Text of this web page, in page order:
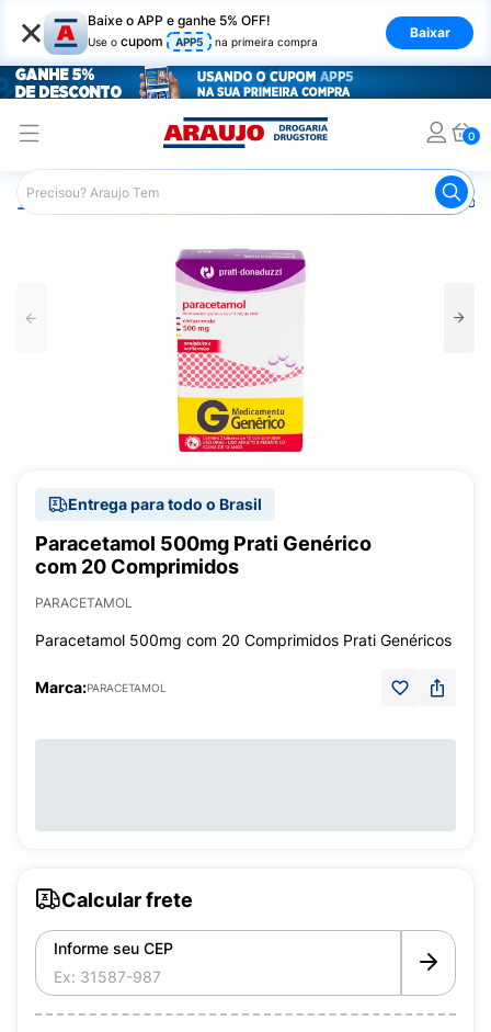
× Baixe o APP e ganhe 5% OFF!
Use o cupom APP5 na primeira compra
Baixar
0
Araujo Medicamentos Remédio
Entrega para todo o Brasil
Paracetamol 500mg Prati Genérico
com 20 Comprimidos
PARACETAMOL
Paracetamol 500mg com 20 Comprimidos Prati Genéricos
Marca:PARACETAMOL
Calcular frete
Informe seu CEP